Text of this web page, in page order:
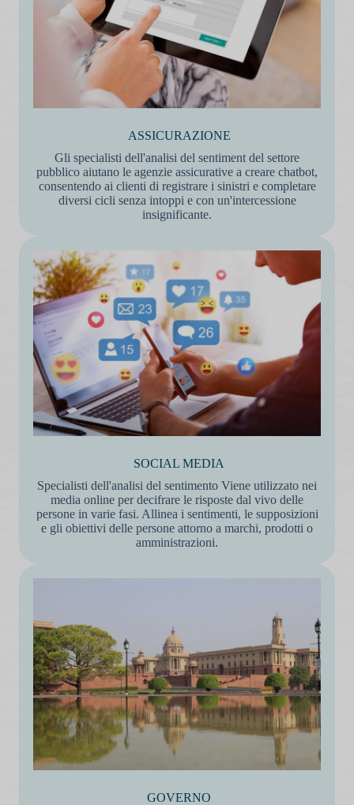
ASSICURAZIONE
Gli specialisti dell'analisi del sentiment del settore
pubblico aiutano le agenzie assicurative a creare chatbot,
consentendo ai clienti di registrare i sinistri e completare
diversi cicli senza intoppi e con un'intercessione
insignificante.
SOCIAL MEDIA
Specialisti dell'analisi del sentimento Viene utilizzato nei
media online per decifrare le risposte dal vivo delle
persone in varie fasi. Allinea i sentimenti, le supposizioni
e gli obiettivi delle persone attorno a marchi, prodotti o
amministrazioni.
GOVERNO